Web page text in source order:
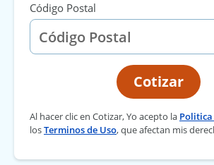
Código Postal
Cotizar
Al hacer clic en Cotizar, Yo acepto la
losTerminos de Uso, que afectan mis